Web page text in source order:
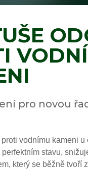
pro novou
vodnímu kameni u
stavu,
který se běžně tvoří